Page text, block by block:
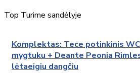
Top Turime sandėlyje
Komplektas: Tece potinkinis
mygtuku + Deante Peonia
lėtaeigiu dangčiu